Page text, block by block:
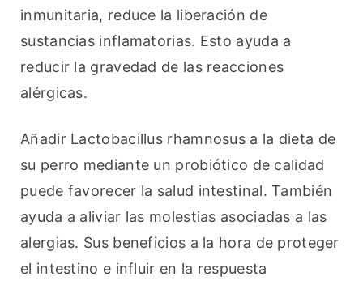
inmunitaria, reduce la liberación de
sustancias inflamatorias. Esto ayuda a
reducir la gravedad de las reacciones
alérgicas.
Añadir Lactobacillus rhamnosus a la dieta de
su perro mediante un probiótico de calidad
puede favorecer la salud intestinal. También
ayuda a aliviar las molestias asociadas a las
alergias. Sus beneficios a la hora de proteger
el intestino e influir en la respuesta